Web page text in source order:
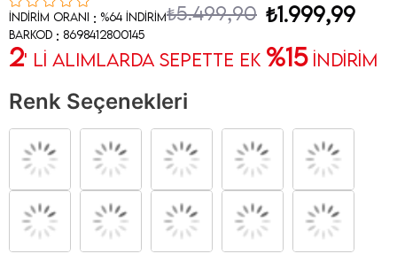
İndirim Oranı : %64 İndirim₺5.499,90 ₺1.999,99
Barkod : 8698412800145
2' Lİ ALIMLARDA SEPETTE EK %15İNDİRİM
Renk Seçenekleri